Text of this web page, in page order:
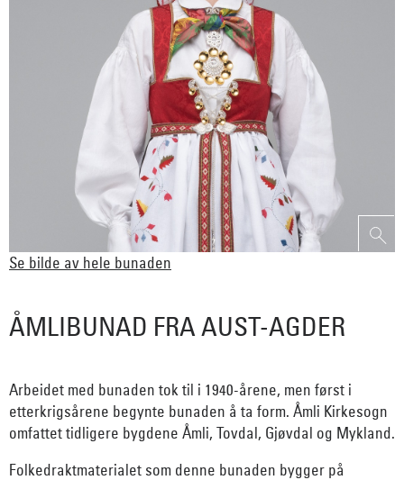
Se bilde av hele bunaden
ÅMLIBUNAD FRA AUST-AGDER
Arbeidet med bunaden tok til i 1940-årene, men først i
etterkrigsårene begynte bunaden å ta form. Åmli Kirkesogn
omfattet tidligere bygdene Åmli, Tovdal, Gjøvdal og Mykland.
Folkedraktmaterialet som denne bunaden bygger på